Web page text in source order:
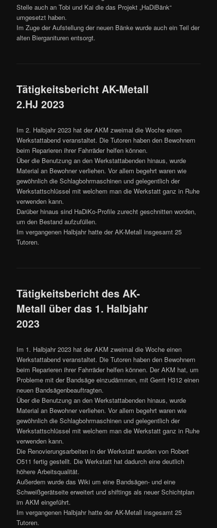
Stelle auch an Tobi und Kai die das Projekt „HaDiBänk“
umgesetzt haben.
Im Zuge der Aufstellung der neuen Bänke wurde auch ein Teil der
alten Bierganituren entsorgt.
Tätigkeitsbericht AK-Metall
2.HJ 2023
Im 2. Halbjahr 2023 hat der AKM zweimal die Woche einen
Werkstattabend veranstaltet. Die Tutoren haben den Bewohnern
beim Reparieren ihrer Fahrräder helfen können.
Über die Benutzung an den Werkstattabenden hinaus, wurde
Material an Bewohner verliehen. Vor allem begehrt waren wie
gewöhnlich die Schlagbohrmaschinen und gelegentlich der
Werkstattschlüssel mit welchem man die Werkstatt ganz in Ruhe
verwenden kann.
Darüber hinaus sind HaDiKo-Profile zurecht geschnitten worden,
um den Bestand aufzufüllen.
Im vergangenen Halbjahr hatte der AK-Metall insgesamt 25
Tutoren.
Tätigkeitsbericht des AK-
Metall über das 1. Halbjahr
2023
Im 1. Halbjahr 2023 hat der AKM zweimal die Woche einen
Werkstattabend veranstaltet. Die Tutoren haben den Bewohnern
beim Reparieren ihrer Fahrräder helfen können. Der AKM hat, um
Probleme mit der Bandsäge einzudämmen, mit Gerrit H312 einen
neuen Bandsägenbeauftragten.
Über die Benutzung an den Werkstattabenden hinaus, wurde
Material an Bewohner verliehen. Vor allem begehrt waren wie
gewöhnlich die Schlagbohrmaschinen und gelegentlich der
Werkstattschlüssel mit welchem man die Werkstatt ganz in Ruhe
verwenden kann.
Die Renovierungsarbeiten in der Werkstatt wurden von Robert
O511 fertig gestellt. Die Werkstatt hat dadurch eine deutlich
höhere Arbeitsqualität.
Außerdem wurde das Wiki um eine Bandsägen- und eine
Schweißgerätseite erweitert und shiftings als neuer Schichtplan
im AKM eingeführt.
Im vergangenen Halbjahr hatte der AK-Metall insgesamt 25
Tutoren.